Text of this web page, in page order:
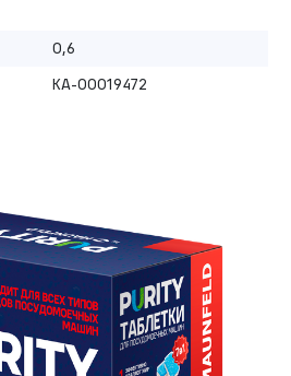
0,6
КА-00019472